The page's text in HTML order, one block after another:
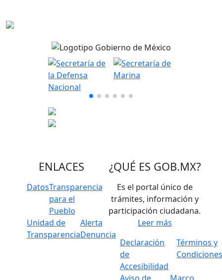
ENLACES
DatosTransparencia
para el
Pueblo
Unidad de
Transparencia
Alerta
Denuncia
¿QUÉ ES GOB.MX?
Es el portal único de
trámites, información y
participación ciudadana.
Leer más
Declaración
de
Accesibilidad
Términos y